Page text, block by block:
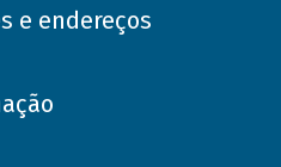
e endereços